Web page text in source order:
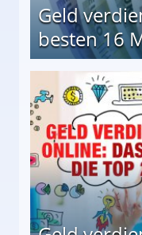
Geld
besten 16